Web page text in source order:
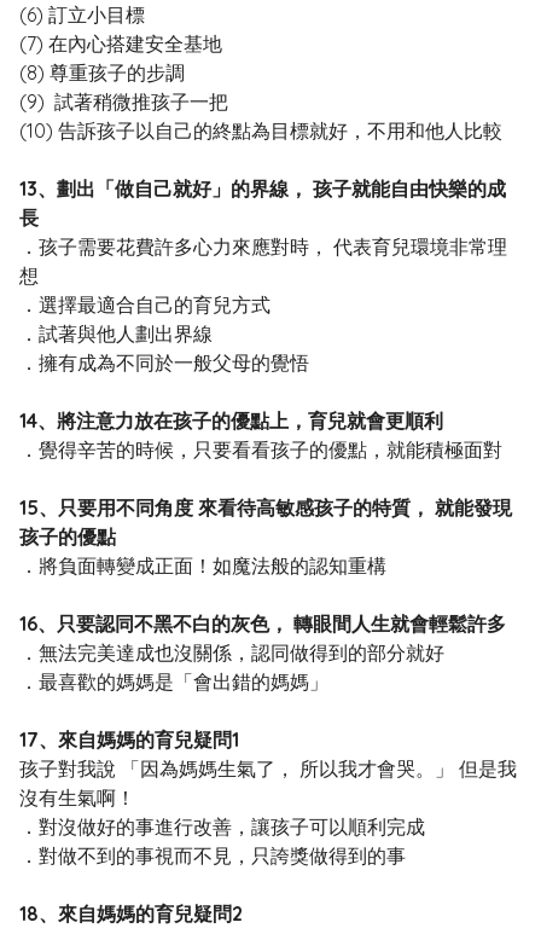
(6) 訂立小目標
(7) 在內心搭建安全基地
(8) 尊重孩子的步調
(9) 試著稍微推孩子一把
(10) 告訴孩子以自己的終點為目標就好，不用和他人比較
13、劃出「做自己就好」的界線， 孩子就能自由快樂的成
長
．孩子需要花費許多心力來應對時， 代表育兒環境非常理
想
．選擇最適合自己的育兒方式
．試著與他人劃出界線
．擁有成為不同於一般父母的覺悟
14、將注意力放在孩子的優點上，育兒就會更順利
．覺得辛苦的時候，只要看看孩子的優點，就能積極面對
15、只要用不同角度 來看待高敏感孩子的特質， 就能發現
孩子的優點
．將負面轉變成正面！如魔法般的認知重構
16、只要認同不黑不白的灰色， 轉眼間人生就會輕鬆許多
．無法完美達成也沒關係，認同做得到的部分就好
．最喜歡的媽媽是「會出錯的媽媽」
17、來自媽媽的育兒疑問1
孩子對我說 「因為媽媽生氣了， 所以我才會哭。」 但是我
沒有生氣啊！
．對沒做好的事進行改善，讓孩子可以順利完成
．對做不到的事視而不見，只誇獎做得到的事
18、來自媽媽的育兒疑問2